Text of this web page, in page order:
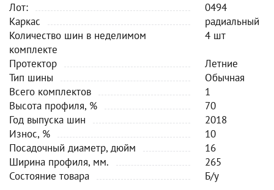
Лот:
0494
Каркас
радиальный
Количество шин в неделимом
комплекте
4 шт
Протектор
Летние
Тип шины
Обычная
Всего комплектов
1
Высота профиля, %
70
Год выпуска шин
2018
Износ, %
10
Посадочный диаметр, дюйм
16
Ширина профиля, мм.
265
Состояние товара
Б/у